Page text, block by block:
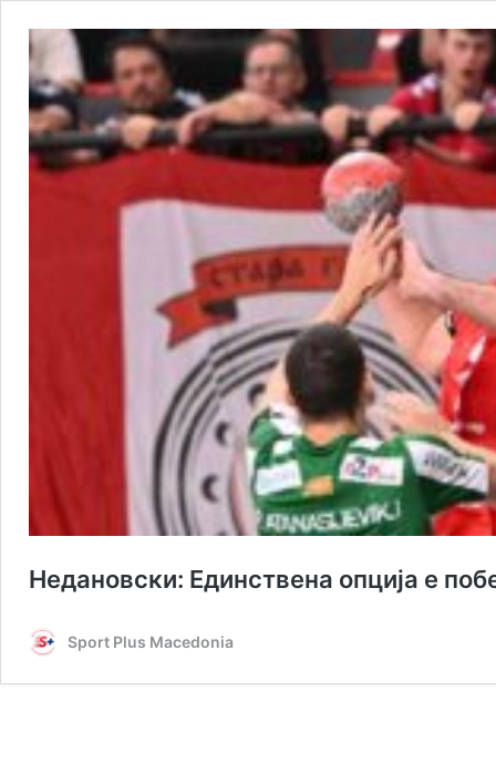
Недановски: Единствена опција е
Sport Plus Macedonia